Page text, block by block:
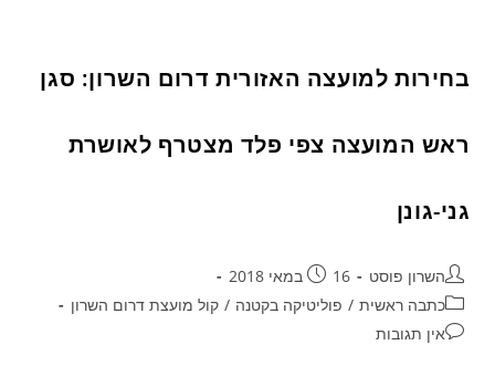
בחירות למועצה האזורית דרום השרון: סגן
ראש המועצה צפי פלד מצטרף לאושרת
גני-גונן
השרון פוסט
16 במאי 2018
כתבה ראשית / פוליטיקה בקטנה / קול מועצת דרום השרון
אין תגובות